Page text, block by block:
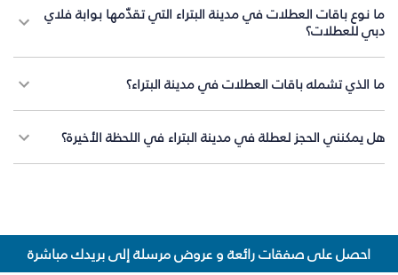
ما نوع باقات العطلات في مدينة البتراء التي تقدّمها بوابة فلاي
دبي للعطلات؟
ما الذي تشمله باقات العطلات في مدينة البتراء؟
هل يمكنني الحجز لعطلة في مدينة البتراء في اللحظة الأخيرة؟
احصل على صفقات رائعة و عروض مرسلة إلى بريدك مباشرة